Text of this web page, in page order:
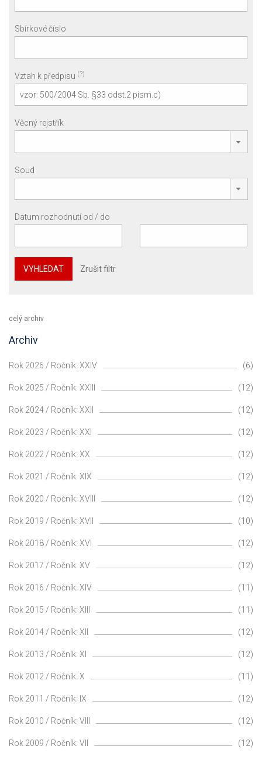
Sbírkové číslo
Vztah k předpisu (?)
Věcný rejstřík
Soud
Datum rozhodnutí od / do
VYHLEDAT Zrušit filtr
celý archiv
Archiv
Rok 2026 / Ročník: XXIV (6)
Rok 2025 / Ročník: XXIII (12)
Rok 2024 / Ročník: XXII (12)
Rok 2023 / Ročník: XXI (12)
Rok 2022 / Ročník: XX (12)
Rok 2021 / Ročník: XIX (12)
Rok 2020 / Ročník: XVIII (12)
Rok 2019 / Ročník: XVII (10)
Rok 2018 / Ročník: XVI (12)
Rok 2017 / Ročník: XV (12)
Rok 2016 / Ročník: XIV (11)
Rok 2015 / Ročník: XIII (11)
Rok 2014 / Ročník: XII (12)
Rok 2013 / Ročník: XI (12)
Rok 2012 / Ročník: X (11)
Rok 2011 / Ročník: IX (12)
Rok 2010 / Ročník: VIII (12)
Rok 2009 / Ročník: VII (12)